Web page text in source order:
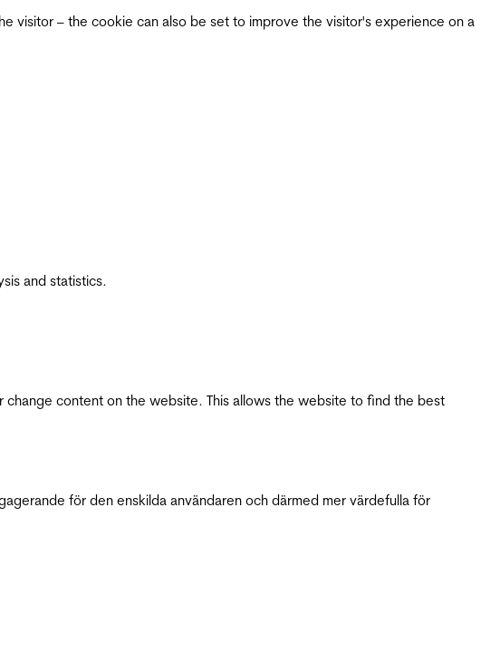
visitor – the cookie can also be set to improve the visitor's experience on a
and statistics.
content on the website. This allows the website to find the best
för den enskilda användaren och därmed mer värdefulla för